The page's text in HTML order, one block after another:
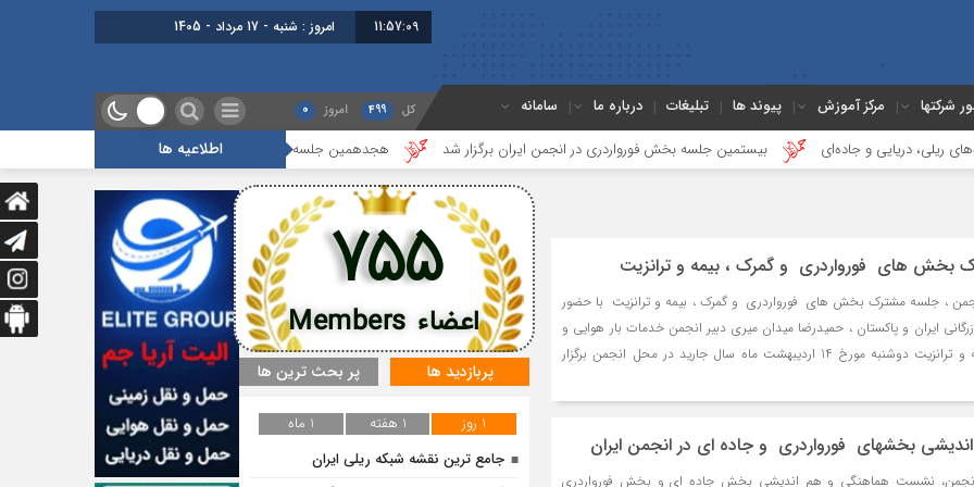
11:57:09 امروز : شنبه - 17 مرداد - 1405
شرکتها مرکز آموزش پیوند ها تبلیغات درباره ما سامانه کل 499 امروز 0
اطلاعیه ها و جاده‌ای بیستمین جلسه بخش فورواردری در انجمن ایران برگزار شد هجدهمین جلسه بخش جاده ای برگزار شد
بخش های فورواردری و گمرک ، بیمه و ترانزیت
، جلسه مشترک بخش های فورواردری و گمرک ، بیمه و ترانزیت با حضور
ایران و پاکستان ، حمیدرضا میدان میری دبیر انجمن خدمات بار هوایی و
اعضای بخش گمرک ، بیمه و ترانزیت دوشنبه مورخ 14 اردیبهشت ماه سال جارید در محل انجمن برگزار
بخشهای فورواردری و جاده ای در انجمن ایران
انجمن، نشست هماهنگی و هم اندیشی بخش جاده ای و بخش فورواردری
اعضاء Members
755
پربازدید ها پر بحث ترین ها
1 روز 1 هفته
1 ماه
جامع ترین نقشه شبکه ریلی ایران